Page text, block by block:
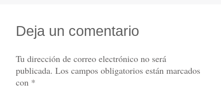
Deja un comentario
Tu dirección de correo electrónico no será
publicada. Los campos obligatorios están marcados
con *